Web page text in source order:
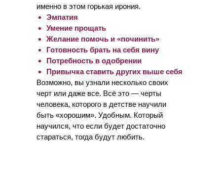
именно в этом горькая ирония.
Эмпатия
Умение прощать
Желание помочь и «починить»
Готовность брать на себя вину
Потребность в одобрении
Привычка ставить других выше себя
Возможно, вы узнали несколько своих
черт или даже все. Всё это — черты
человека, которого в детстве научили
быть «хорошим». Удобным. Который
научился, что если будет достаточно
стараться, тогда будут любить.